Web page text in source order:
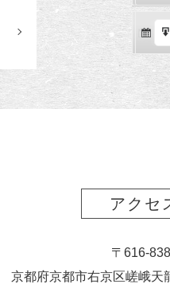
読
購
ク
ス
ポ
ト
エ
ー
アクセ
〒616-
京都府京都市右京区嵯峨天